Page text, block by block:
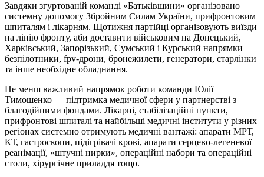
Завдяки згуртованій команді «Батьківщини» організовано
системну допомогу Збройним Силам України, прифронтовим
шпиталям і лікарням. Щотижня партійці організовують виїзди
на лінію фронту, аби доставити військовим на Донецький,
Харківський, Запорізький, Сумський і Курський напрямки
безпілотники, fpv-дрони, бронежилети, генератори, старлінки
та інше необхідне обладнання.
Не менш важливий напрямок роботи команди Юлії
Тимошенко — підтримка медичної сфери у партнерстві з
благодійними фондами. Лікарні, стабілізаційні пункти,
прифронтові шпиталі та найбільші медичні інститути у різних
регіонах системно отримують медичні вантажі: апарати МРТ,
КТ, гастроскопи, підігрівачі крові, апарати серцево-легеневої
реанімації, «штучні нирки», операційні набори та операційні
столи, хірургічне приладдя тощо.